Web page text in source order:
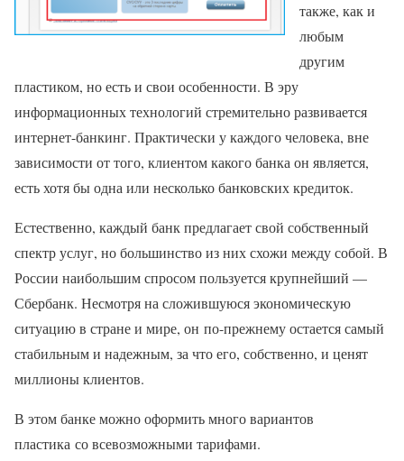
также, как и
любым
другим
пластиком, но есть и свои особенности. В эру
информационных технологий стремительно развивается
интернет-банкинг. Практически у каждого человека, вне
зависимости от того, клиентом какого банка он является,
есть хотя бы одна или несколько банковских кредиток.
Естественно, каждый банк предлагает свой собственный
спектр услуг, но большинство из них схожи между собой. В
России наибольшим спросом пользуется крупнейший —
Сбербанк. Несмотря на сложившуюся экономическую
ситуацию в стране и мире, он по-прежнему остается самый
стабильным и надежным, за что его, собственно, и ценят
миллионы клиентов.
В этом банке можно оформить много вариантов
пластика со всевозможными тарифами.